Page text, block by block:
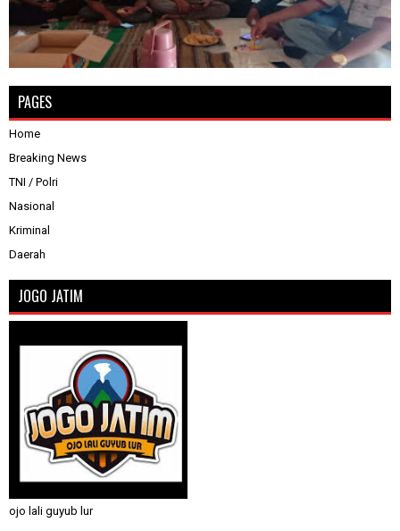
PAGES
Home
Breaking News
TNI / Polri
Nasional
Kriminal
Daerah
JOGO JATIM
ojo lali guyub lur